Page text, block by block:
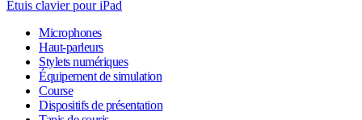
Étuis clavier pour iPad
Microphones
Haut-parleurs
Stylets numériques
Équipement de simulation
Course
Dispositifs de présentation